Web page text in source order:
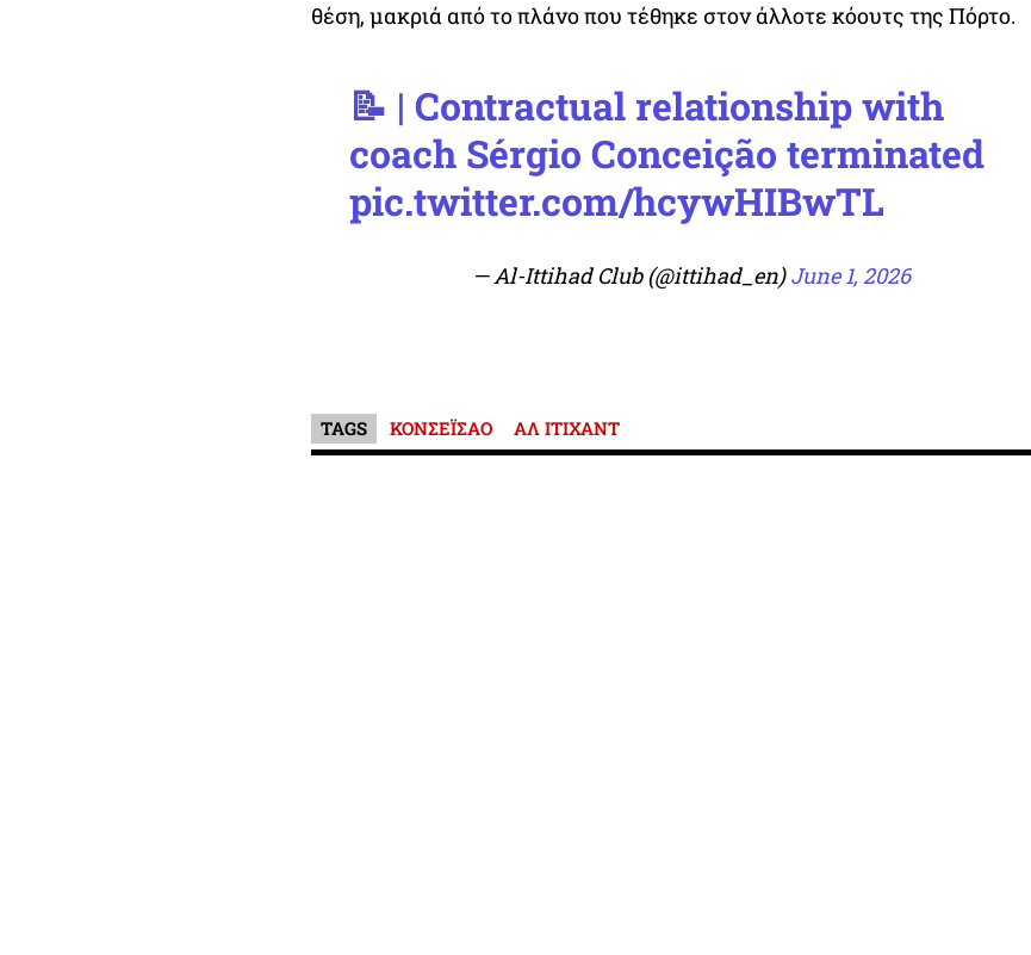
θέση, μακριά από το πλάνο που τέθηκε στον άλλοτε κόουτς της Πόρτο.
📝 | Contractual relationship with
coach Sérgio Conceição terminated
pic.twitter.com/hcywHIBwTL
— Al-Ittihad Club (@ittihad_en)June 1, 2026
TAGS ΚΟΝΣΕΪΣΑΟ ΑΛ ΙΤΙΧΑΝΤ